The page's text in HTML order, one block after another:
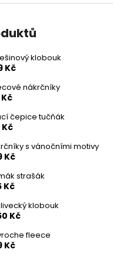
klobouk
Kč
nákrčníky
Kč
čepice tučňák
Kč
s vánočními motivy
Kč
strašák
Kč
klobouk
Kč
fleece
Kč